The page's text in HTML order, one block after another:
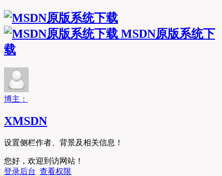
MSDN原版系统下
载
博主：
XMSDN
设置侧栏作者、背景及相关信息！
您好，欢迎到访网站！
登录后台 查看权限